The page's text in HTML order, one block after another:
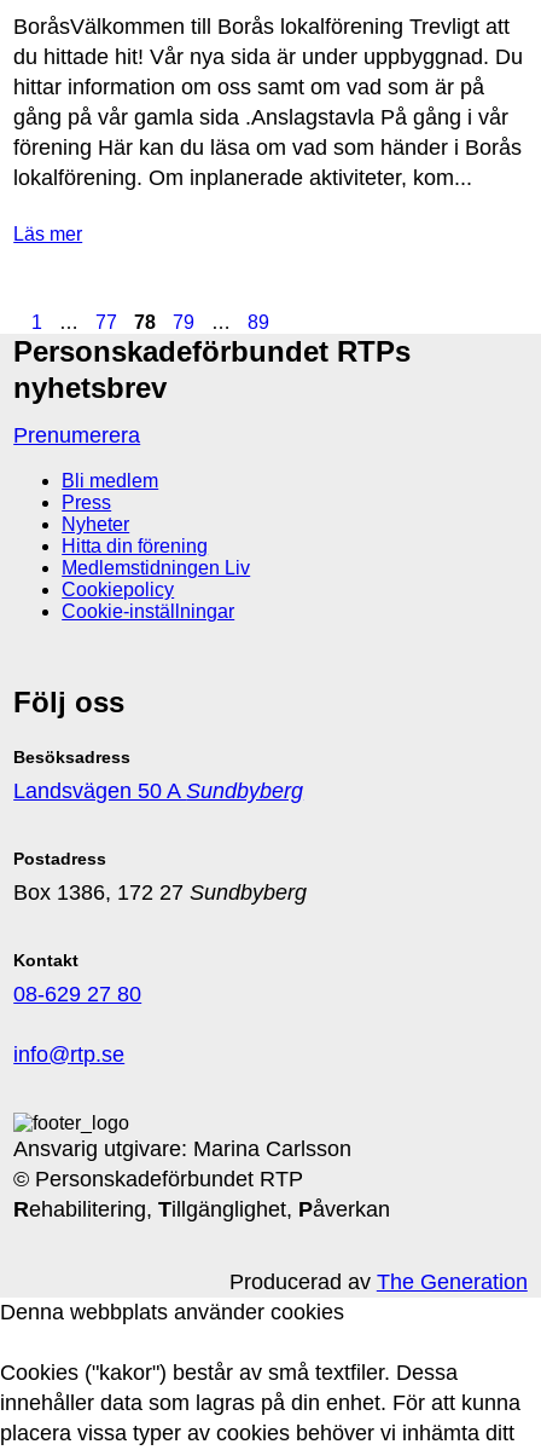
BoråsVälkommen till Borås lokalförening Trevligt att
du hittade hit!Vår nya sida är under uppbyggnad. Du
hittar information om oss samt om vad som är på
gång påvår gamla sida .Anslagstavla Pågång i vår
förening Här kan du läsa om vad som händer i Borås
lokalförening.Om inplanerade aktiviteter, kom...
Läs mer
1 … 77 78 79 … 89
Personskadeförbundet RTPs
nyhetsbrev
Prenumerera
Bli medlem
Press
Nyheter
Hitta din förening
Medlemstidningen Liv
Cookiepolicy
Cookie-inställningar
Följ oss
Besöksadress
Landsvägen 50 ASundbyberg
Postadress
Box 1386, 172 27Sundbyberg
Kontakt
08-629 27 80
info@rtp.se
Ansvarig utgivare: Marina Carlsson
© Personskadeförbundet RTP
Rehabilitering,Tillgänglighet, Påverkan
Producerad av The Generation
Denna webbplats använder cookies
Cookies ("kakor") består av små textfiler. Dessa
innehåller data som lagras på din enhet. För att kunna
placera vissa typer av cookies behöver vi inhämta ditt